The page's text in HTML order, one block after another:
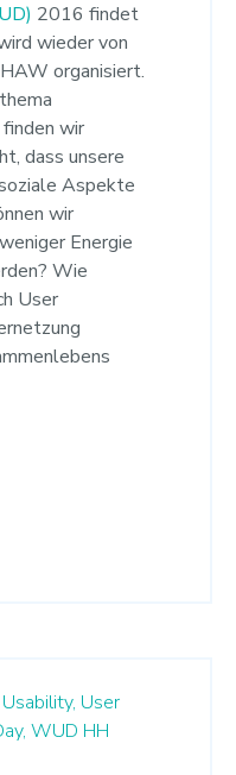
2016 findet
wieder von
organisiert.
wir
dass unsere
Aspekte
wir
Energie
Wie
User
Usability, User
WUD HH